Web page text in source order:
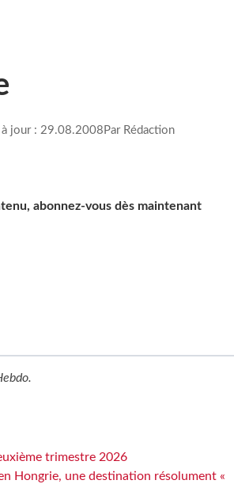
jour : 29.08.2008 Par Rédaction
abonnez-vous dès maintenant
.
trimestre 2026
Hongrie, une destination résolument «